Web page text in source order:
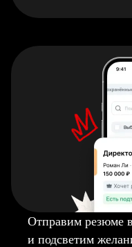
Отправим резюме
и подсветим